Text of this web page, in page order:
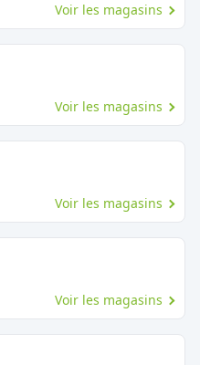
Voir les magasins
Voir les magasins
Voir les magasins
Voir les magasins